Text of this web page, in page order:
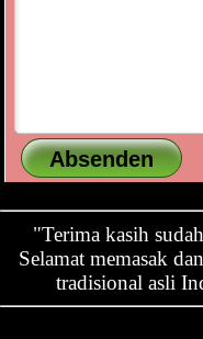
"Terima kasih
Selamat memasak
tradisional asli